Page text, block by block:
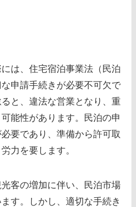
は、住宅宿泊事業法（民泊
申請手続きが必要不可欠で
と、違法な営業となり、重
能性があります。民泊の申
要であり、準備から許可取
力を要します。
客の増加に伴い、民泊市場
す。しかし、適切な手続き